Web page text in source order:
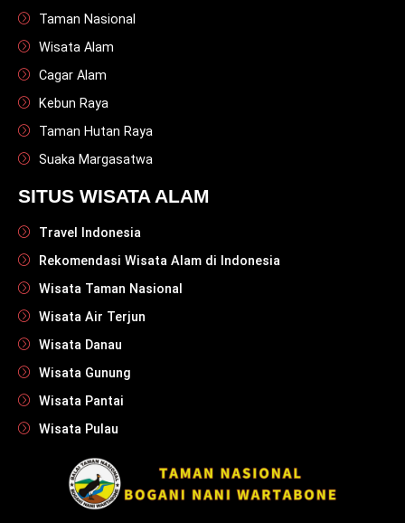
Taman Nasional
Wisata Alam
Cagar Alam
Kebun Raya
Taman Hutan Raya
Suaka Margasatwa
SITUS WISATA ALAM
Travel Indonesia
Rekomendasi Wisata Alam di Indonesia
Wisata Taman Nasional
Wisata Air Terjun
Wisata Danau
Wisata Gunung
Wisata Pantai
Wisata Pulau